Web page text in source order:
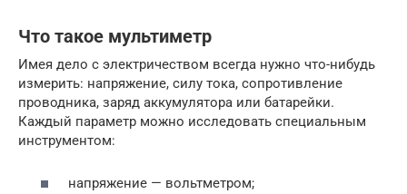
Что такое мультиметр
Имея дело с электричеством всегда нужно что-нибудь
измерить: напряжение, силу тока, сопротивление
проводника, заряд аккумулятора или батарейки.
Каждый параметр можно исследовать специальным
инструментом:
напряжение — вольтметром;